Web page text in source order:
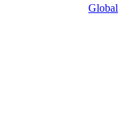
Global